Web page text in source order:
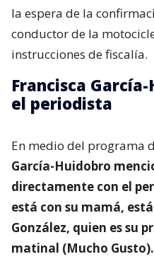
la espera de la
conductor de la
instrucciones de fiscalía.
Francisca
el periodista
En medio del programa
García-Huidobro
directamente con el
está con su mamá,
González, quien es su
matinal (Mucho